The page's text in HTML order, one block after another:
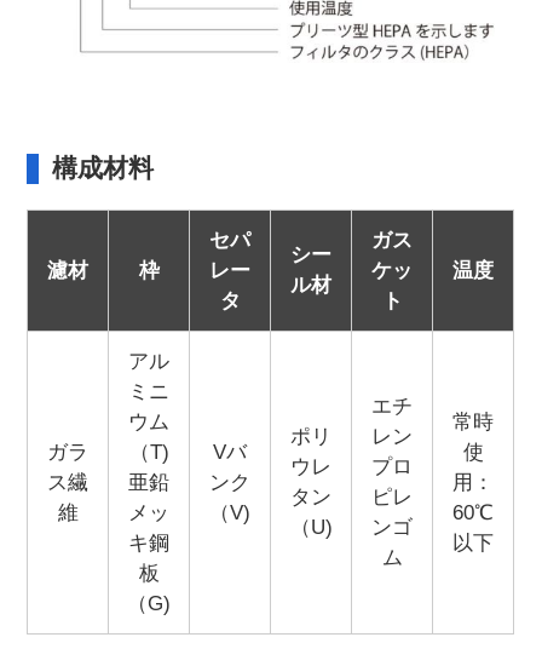
構成材料
濾材 枠
セパ
レー
タ
シー
ル材
ガス
ケッ
ト
温度
ガラ
ス繊
維
アル
ミニ
ウム
（T)
亜鉛
メッ
キ鋼
板
（G)
Vバ
ンク
（V)
ポリ
ウレ
タン
（U)
エチ
レン
プロ
ピレ
ンゴ
ム
常時
使
用：
60℃
以下